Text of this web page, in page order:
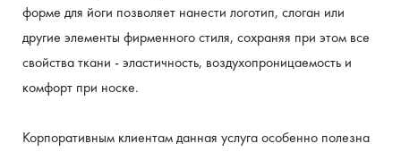
форме для йоги позволяет нанести логотип, слоган или
другие элементы фирменного стиля, сохраняя при этом все
свойства ткани - эластичность, воздухопроницаемость и
комфорт при носке.
Корпоративным клиентам данная услуга особенно полезна